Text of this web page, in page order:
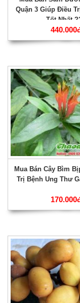
Quận 3 Giúp Điều
Tốt Nhất
Mua Bán Cây Bìm
Trị Bệnh Ung Thư